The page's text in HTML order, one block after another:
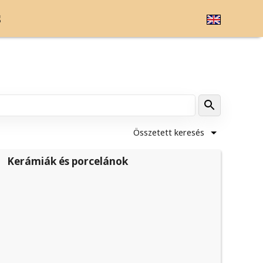
Összetett keresés
Kerámiák és porcelánok